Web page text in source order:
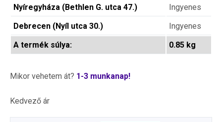
Nyíregyháza (Bethlen G. utca 47.)
Ingyenes
Debrecen (Nyíl utca 30.)
Ingyenes
A termék súlya:
0.85 kg
Mikor vehetem át? 1-3 munkanap!
Kedvező ár